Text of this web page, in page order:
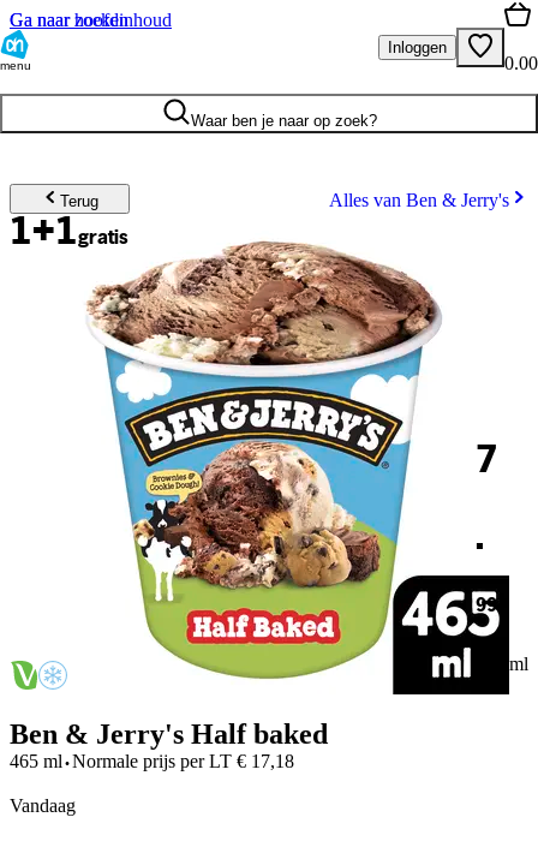
Ga naar hoofdinhoud
Ga naar zoeken
menu
Inloggen
0.00
Waar ben je naar op zoek?
Terug Alles van Ben & Jerry's
1+1gratis
7
.
99
465 ml
Ben & Jerry's Half baked
465 ml·Normale prijs per LT € 17,18
vandaag